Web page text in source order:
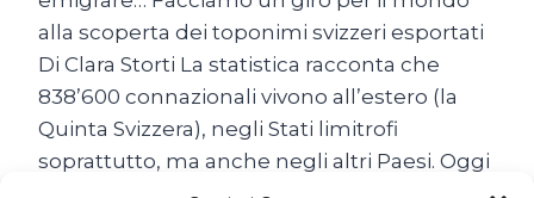
alla scoperta dei toponimi svizzeri esportati
Di Clara Storti La statistica racconta che
838’600 connazionali vivono all’estero (la
Quinta Svizzera), negli Stati limitrofi
soprattutto, ma anche negli altri Paesi. Oggi